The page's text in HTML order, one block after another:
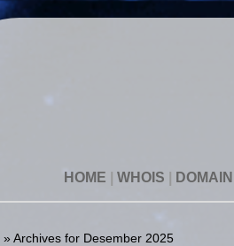
HOME WHOIS DOMAIN
»Archives for Desember 2025